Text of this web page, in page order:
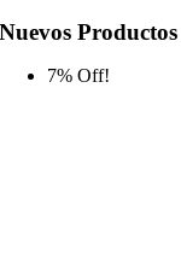
Nuevos Productos
7% Off!